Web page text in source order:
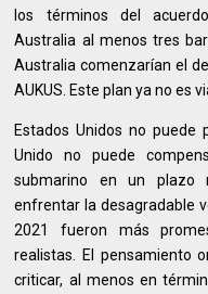
los términos del
Australia al menos tres
Australia comenzarían el
AUKUS. Este plan ya no es
Estados Unidos no puede
Unido no puede
submarino en un plazo
enfrentar la desagradable
2021 fueron más
realistas. El pensamiento
criticar, al menos en